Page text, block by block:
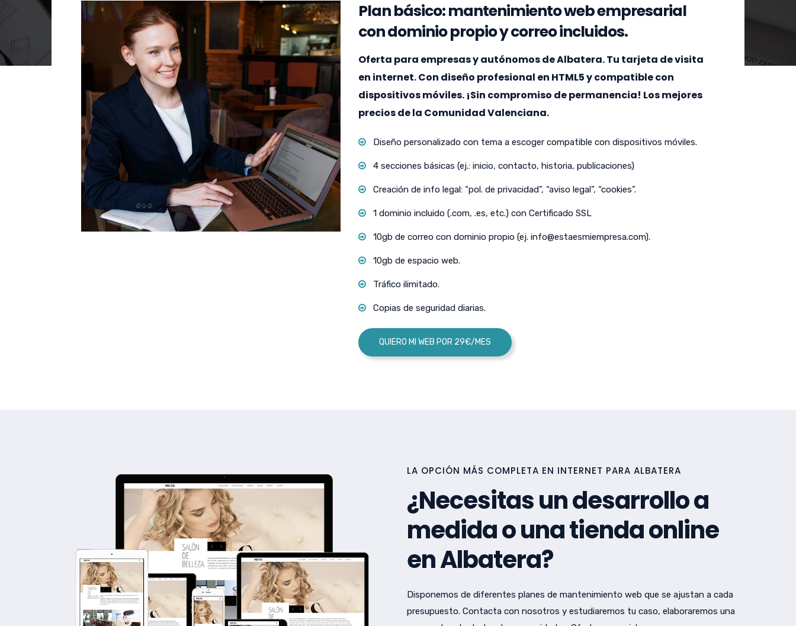
Plan básico: mantenimiento web empresarial
con dominio propio y correo incluidos.
Oferta para empresas y autónomos de Albatera. Tu tarjeta de visita
en internet. Con diseño profesional en HTML5 y compatible con
dispositivos móviles. ¡Sin compromiso de permanencia! Los mejores
precios de la Comunidad Valenciana.
Diseño personalizado con tema a escoger compatible con dispositivos móviles.
4 secciones básicas (ej.: inicio, contacto, historia, publicaciones)
Creación de info legal: “pol. de privacidad”, “aviso legal”, “cookies”.
1 dominio incluido (.com, .es, etc.) con Certificado SSL
10gb de correo con dominio propio (ej. info@estaesmiempresa.com).
10gb de espacio web.
Tráfico ilimitado.
Copias de seguridad diarias.
QUIERO MI WEB POR 29€/MES
LA OPCIÓN MÁS COMPLETA EN INTERNET PARA ALBATERA
¿Necesitas un desarrollo a
medida o una tienda online
en Albatera?
Disponemos de diferentes planes de mantenimiento web que se ajustan a cada
presupuesto. Contacta con nosotros y estudiaremos tu caso, elaboraremos una